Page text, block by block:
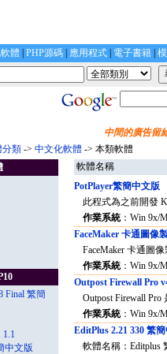
體 PHP源碼 應用程式 電子書籍
中間的廣告留
分類 -> 中文化軟體 -> 本類軟體
Final 繁簡
中文版
軟體名稱
PotPlayer繁簡中文版
此程式為之前開發
作業系統：Win 9x/
FaceMaker 卡通圖像
FaceMaker 卡通
作業系統：Win 9x/
Outpost Firewall Pro
Outpost Firewall
作業系統：Win 9x/
EditPlus 2.21 330 繁
軟體名稱：